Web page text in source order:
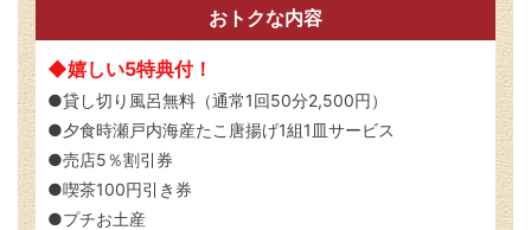
おトクな内容
◆嬉しい5特典付！
●貸し切り風呂無料（通常1回50分2,500円）
●夕食時瀬戸内海産たこ唐揚げ1組1皿サービス
●売店5％割引券
●喫茶100円引き券
●プチお土産